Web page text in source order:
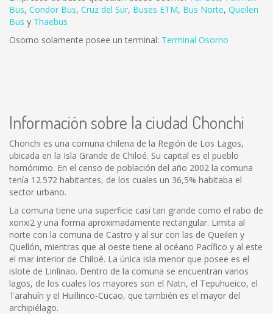
Bus, Condor Bus, Cruz del Sur, Buses ETM, Bus Norte, Queilen
Bus y Thaebus
Osorno solamente posee un terminal: Terminal Osorno
Información sobre la ciudad Chonchi
Chonchi es una comuna chilena de la Región de Los Lagos,
ubicada en la Isla Grande de Chiloé. Su capital es el pueblo
homónimo. En el censo de población del año 2002 la comuna
tenía 12.572 habitantes, de los cuales un 36,5% habitaba el
sector urbano.
La comuna tiene una superficie casi tan grande como el rabo de
xonxi2 y una forma aproximadamente rectangular. Limita al
norte con la comuna de Castro y al sur con las de Queilen y
Quellón, mientras que al oeste tiene al océano Pacífico y al este
el mar interior de Chiloé. La única isla menor que posee es el
islote de Linlinao. Dentro de la comuna se encuentran varios
lagos, de los cuales los mayores son el Natri, el Tepuhueico, el
Tarahuín y el Huillinco-Cucao, que también es el mayor del
archipiélago.